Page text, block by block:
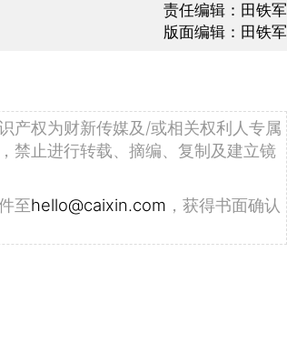
责任编辑：田铁军
版面编辑：田铁军
产权为财新传媒及/或相关权利人专属
禁止进行转载、摘编、复制及建立镜
至hello@caixin.com ，获得书面确认